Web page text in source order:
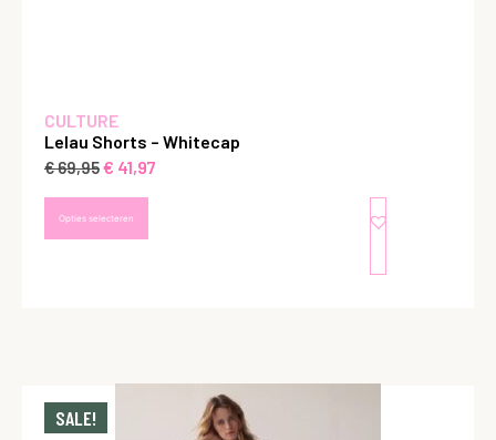
CULTURE
Lelau Shorts – Whitecap
€69,95€ 41,97
Opties selecteren
SALE!